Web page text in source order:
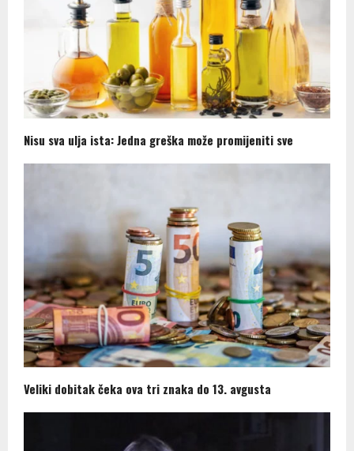
Nisu sva ulja ista: Jedna greška može promijeniti sve
Veliki dobitak čeka ova tri znaka do 13. avgusta